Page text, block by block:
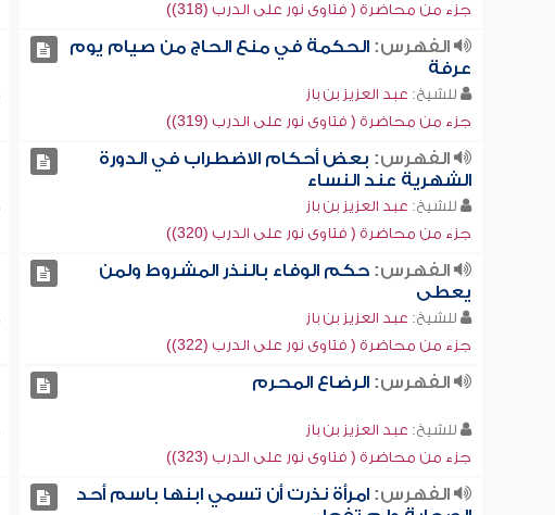
جزء من محاضرة ( فتاوى نور على الدرب (318))
الفهرس:الحكمة في منع الحاج من صيام يوم
عرفة
للشيخ: عبد العزيز بن باز
جزء من محاضرة ( فتاوى نور على الدرب (319))
الفهرس: بعض أحكام الاضطراب في الدورة
الشهرية عند النساء
للشيخ: عبد العزيز بن باز
جزء من محاضرة ( فتاوى نور على الدرب (320))
الفهرس:حكم الوفاء بالنذر المشروط ولمن
يعطى
للشيخ: عبد العزيز بن باز
جزء من محاضرة ( فتاوى نور على الدرب (322))
الفهرس:الرضاع المحرم
للشيخ: عبد العزيز بن باز
جزء من محاضرة ( فتاوى نور على الدرب (323))
الفهرس:امرأة نذرت أن تسمي ابنها باسم أحد